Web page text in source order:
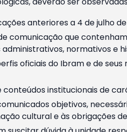
anteriores a 4 de julho
comunicação que
normativos e
oficiais do Ibram e de
institucionais de
objetivos,
cultural e às obrigações